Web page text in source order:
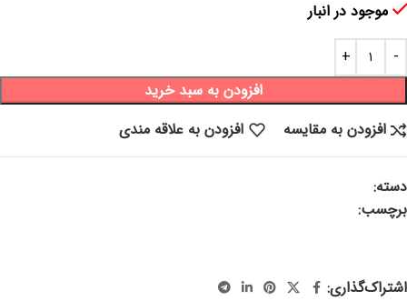
موجود در انبار
افزودن به سبد خرید
افزودن به مقایسه
افزودن به علاقه مندی
دسته:
برچسب:
اشتراک‌گذاری: